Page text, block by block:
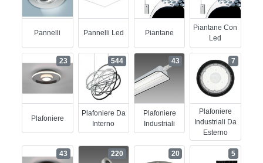
Pannelli Pannelli Led Piantane
Piantane Con
Led
Plafoniere
23
Plafoniere Da
Interno
544
Plafoniere
Industriali
43
Plafoniere
Industriali Da
Esterno
7
43 220 20 5